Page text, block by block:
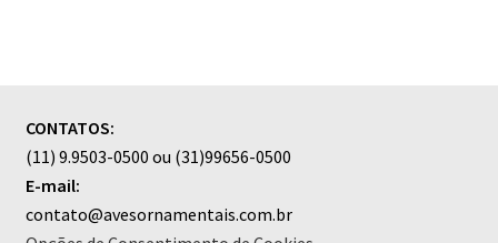
CONTATOS:
(11) 9.9503-0500 ou (31)99656-0500
E-mail:
contato@avesornamentais.com.br